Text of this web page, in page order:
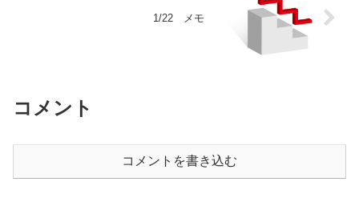
1/22 メモ
コメント
コメントを書き込む